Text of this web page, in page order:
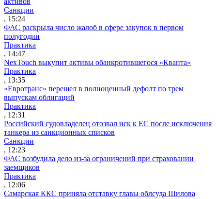
Санкции
, 15:24
ФАС раскрыла число жалоб в сфере закупок в первом
полугодии
Практика
, 14:47
NexTouch выкупит активы обанкротившегося «Кванта»
Практика
, 13:35
«Евротранс» перешел в полноценный дефолт по трем
выпускам облигаций
Практика
, 12:31
Российский судовладелец отозвал иск к ЕС после исключения
танкера из санкционных списков
Санкции
, 12:23
ФАС возбудила дело из-за ограничений при страховании
заемщиков
Практика
, 12:06
Самарская ККС приняла отставку главы облсуда Шилова